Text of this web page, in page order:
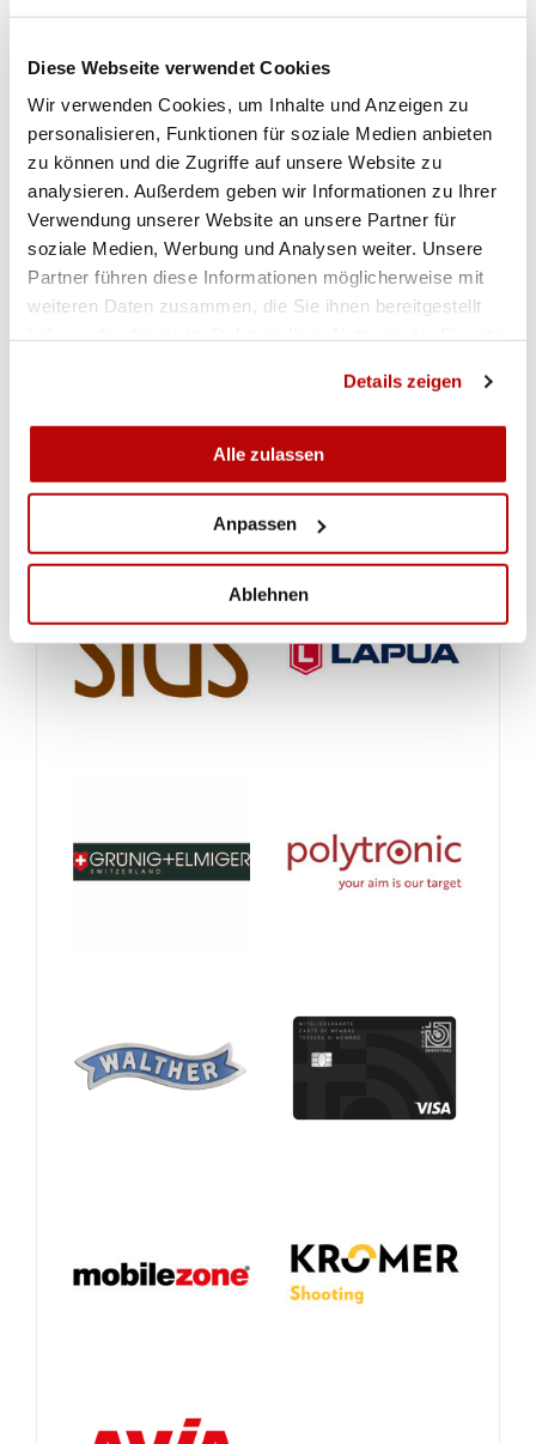
Diese Webseite verwendet Cookies
Wir verwenden Cookies, um Inhalte und Anzeigen zu
personalisieren, Funktionen für soziale Medien anbieten
zu können und die Zugriffe auf unsere Website zu
analysieren. Außerdem geben wir Informationen zu Ihrer
Verwendung unserer Website an unsere Partner für
soziale Medien, Werbung und Analysen weiter. Unsere
Partner führen diese Informationen möglicherweise mit
weiteren Daten zusammen, die Sie ihnen bereitgestellt
Details zeigen
Alle zulassen
Anpassen
Ablehnen
ALLA GALLERIA